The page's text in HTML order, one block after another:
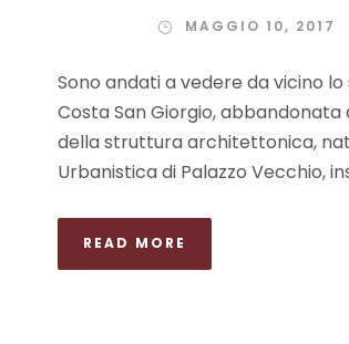
MAGGIO 10, 2017
Sono andati a vedere da vicino
Costa San Giorgio,
della struttura architettonica,
Urbanistica di Palazzo Vecchio,
READ MORE